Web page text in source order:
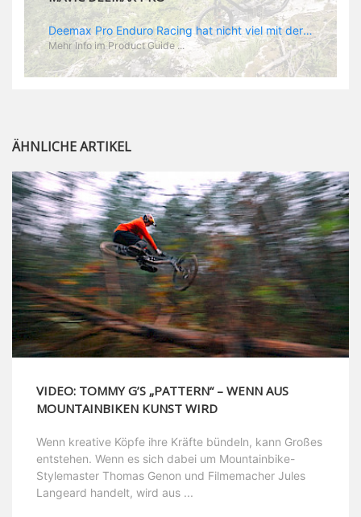
Deemax Pro Enduro Racing hat nicht viel mit der gemütlichen Trail Runde nach Feierabend zu tun. Im Racing zählt jede Sekunde und da wird hart geballert. Dementsprechend hoch sind die Belastungen und die Anforderungen an ein spezielles Enduro Laufrad. „Deemax“ als Grundlage ist ein guter Ausgangspunkt. Zusammen mit Sam Hill hat Mavic das „Deemax Pro“ entwickelt, das genau den Anforderungen gerecht wird, die es bedarf, um ein EWS Rennen zu gewinnen (dass es wirklich funktioniert hat Sam ja bereits bewiesen). Was also zeichnet den neuen Laufradsatz aus? - optimales Verhältnis aus Gewicht und Stabilität - neue „Zycral“ Speichen aus einer speziellen Legierung, die besonders gutes „Feedback“ gibt - „Fore Drill“: dieser Begriff steht für Mavics Nippel: die besitzen einen größeren Durchmesser, als normal und die Gewinde in der Speiche werden von innen gebohrt, was der Felgenstruktur eine höhere Stabilität verleihen soll. Das Ergebnis: eine leichtere Felge, die Kräfte besser aufnehmen und absorbieren kann - speziell angepasste Felgenbreite. Im Enduroeinsatz kommen hinten meist Reifen zum Einsatz, die auf gutes Rollen optimiert sind während vorn die griffigeren Profile montiert werden. Demzufolge spart Mavic am Hinterrad Material und Gewicht, indem man eine 25 mm Felge verbaut während vorn, wie am DH Laufrad, eine 28 mm Felge zum Einsatz kommt. „Race Tundes Rim Width“ nennt Mavic das. - natürlich sind auch die „Deemax Pro“ UST, also perfekt für den Tubeless Einsatz geeignet.
Mehr Info im Product Guide ...
ÄHNLICHE ARTIKEL
VIDEO: TOMMY G’S „PATTERN“ – WENN AUS
MOUNTAINBIKEN KUNST WIRD
Wenn kreative Köpfe ihre Kräfte bündeln, kann Großes
entstehen. Wenn es sich dabei um Mountainbike-
Stylemaster Thomas Genon und Filmemacher Jules
Langeard handelt, wird aus ...